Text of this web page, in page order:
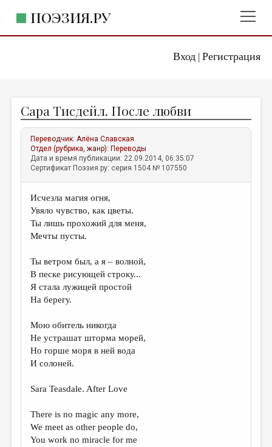
Вход| Регистрация
ПОЭЗИЯ.РУ
ЖАНРЫ
АВТОРЫ
КОММЕНТАРИИ
ЛИТСАЛОН
НОВОСТИ
ПРАВИЛА САЙТА
ИЗБРАННОЕ
ДАЙДЖЕСТ
ПЕРЕВОДЫ
КОНКУРСЫ
КНИЖНАЯ ПОЛКА
ОБЗОР ЛИТЕРАТУРЫ
СТРАНИЦЫ ПАМЯТИ
Сара Тисдейл. После любви
Переводчик:Алёна Славская
Отдел (рубрика, жанр): Переводы
Дата и время публикации: 22.09.2014, 06:35:07
Сертификат Поэзия.ру: серия 1504 № 107550
Исчезла магия огня,
Увяло чувство, как цветы.
Ты лишь прохожий для меня,
Мечты пусты.
Ты ветром был, а я – волной,
В песке рисующей строку...
Я стала лужицей простой
На берегу.
Мою обитель никогда
Не устрашат шторма морей,
Но горше моря в ней вода
И солоней.
Sara Teasdale. After Love
There is no magic any more,
We meet as other people do,
You work no miracle for me